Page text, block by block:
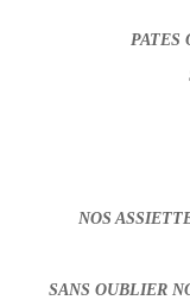
PATES
NOS
SANS OUBLIER